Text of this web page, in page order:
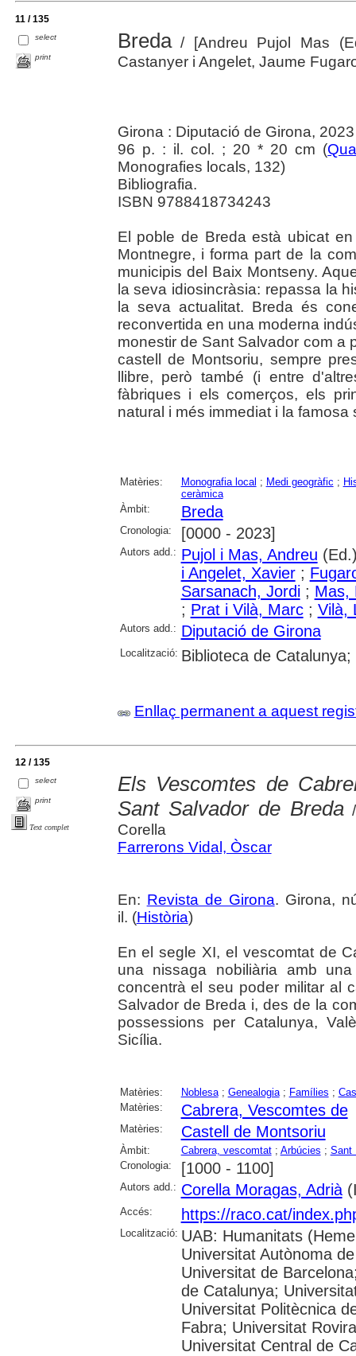
11 / 135
select
print
Breda/ [Andreu Pujol Mas
Castanyer i Angelet, Jaume
Girona : Diputació de Girona, 2023
96 p. : il. col. ; 20 * 20 cm (
Monografies locals, 132)
Bibliografia.
ISBN 9788418734243
El poble de Breda està ubicat
Montnegre, i forma part de la
municipis del Baix Montseny.
la seva idiosincràsia: repassa la
la seva actualitat. Breda és
reconvertida en una moderna
monestir de Sant Salvador com a
castell de Montsoriu, sempre
llibre, però també (i entre
fàbriques i els comerços, els
natural i més immediat i la
Matèries: Monografia local ; Medi geogràfic ;
ceràmica
Àmbit:
Breda
Cronologia: [0000 - 2023]
Autors add.: Pujol i Mas, Andreu
i Angelet, Xavier;
Sarsanach, Jordi; Mas,
; Prat i Vilà, Marc; Vilà,
Autors add.: Diputació de Girona
Localització: Biblioteca de
Enllaç permanent a aquest
12 / 135
select
print
Text complet
Els Vescomtes de
Sant Salvador de Breda
Corella
Farrerons Vidal, Òscar
En: Revista de Girona. Girona,
il. (Història)
En el segle XI, el vescomtat de
una nissaga nobiliària amb
concentrà el seu poder militar al
Salvador de Breda i, des de la
possessions per Catalunya,
Sicília.
Matèries: Noblesa; Genealogia; Famílies ;
Matèries:
Cabrera, Vescomtes de
Matèries: Castell de Montsoriu
Àmbit: Cabrera, vescomtat; Arbúcies ; Sant
Cronologia:
[1000 - 1100]
Autors add.: Corella Moragas, Adrià
Accés: https://raco.cat/
Localització: UAB: Humanitats
Universitat Autònoma
Universitat de
de Catalunya;
Universitat Politècnica
Fabra; Universitat
Universitat Central de